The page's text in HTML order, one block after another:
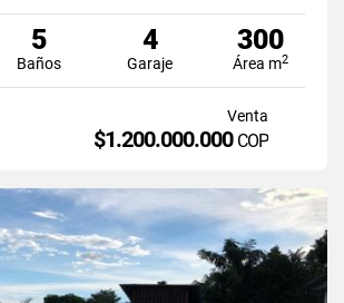
5
Baños
4
Garaje
300
Área m2
Venta
$1.200.000.000 COP